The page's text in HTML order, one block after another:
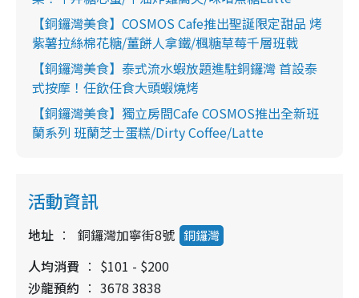
【銅鑼灣美食】COSMOS Cafe推出聖誕限定甜品 烤
紫薯拉絲棉花糖/薑餅人拿鐵/楓糖草莓千層班戟
【銅鑼灣美食】泰式流水蝦放題進駐銅鑼灣 首設泰
式按摩！任飲任食大頭蝦燒烤
【銅鑼灣美食】獨立房間Cafe COSMOS推出全新班
蘭系列 班蘭芝士蛋糕/Dirty Coffee/Latte
活動資訊
地址 銅鑼灣加寧街8號 銅鑼灣
人均消費
$101 - $200
沙龍預約
3678 3838